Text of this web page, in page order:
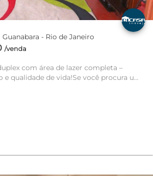
Casa em Jardim Guanabara - Rio de Janeiro
/venda
com área de lazer completa –
e qualidade de vida!Se você procura um